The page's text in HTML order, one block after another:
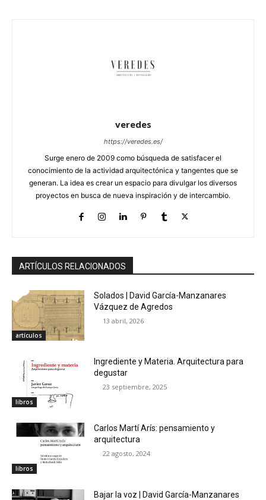
veredes
https://veredes.es/
Surge enero de 2009 como búsqueda de satisfacer el
conocimiento de la actividad arquitectónica y tangentes que se
generan. La idea es crear un espacio para divulgar los diversos
proyectos en busca de nueva inspiración y de intercambio.
ARTÍCULOS RELACIONADOS
artículos
Solados | David García-Manzanares
Vázquez de Agredos
13 abril, 2026
libros
Ingrediente y Materia. Arquitectura para
degustar
23 septiembre, 2025
libros
Carlos Martí Arís: pensamiento y
arquitectura
22 agosto, 2024
Bajar la voz | David García-Manzanares